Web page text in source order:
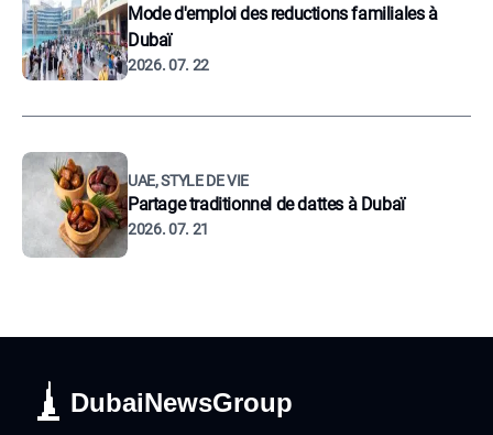
Mode d'emploi des reductions familiales à
Dubaï
2026. 07. 22
UAE, STYLE DE VIE
Partage traditionnel de dattes à Dubaï
2026. 07. 21
DubaiNewsGroup